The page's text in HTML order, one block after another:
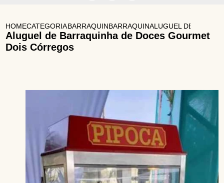
HOMECATEGORIASBARRAQUINHAS GOURMET
BARRAQUINHA DE DOCES
ALUGUEL DE
Aluguel de Barraquinha de Doces Gourmet
Dois Córregos